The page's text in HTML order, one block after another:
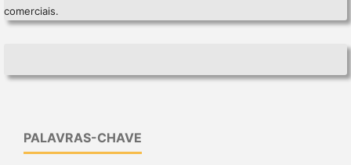
comerciais.
PALAVRAS-CHAVE